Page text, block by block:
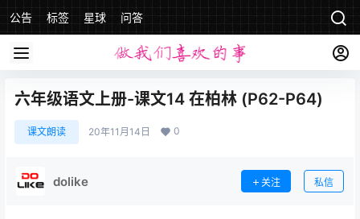
公告 标签 星球 问答
六年级语文上册-课文14 在柏林 (P62-P64)
课文朗读 20年11月14日 0
dolike 关注 私信